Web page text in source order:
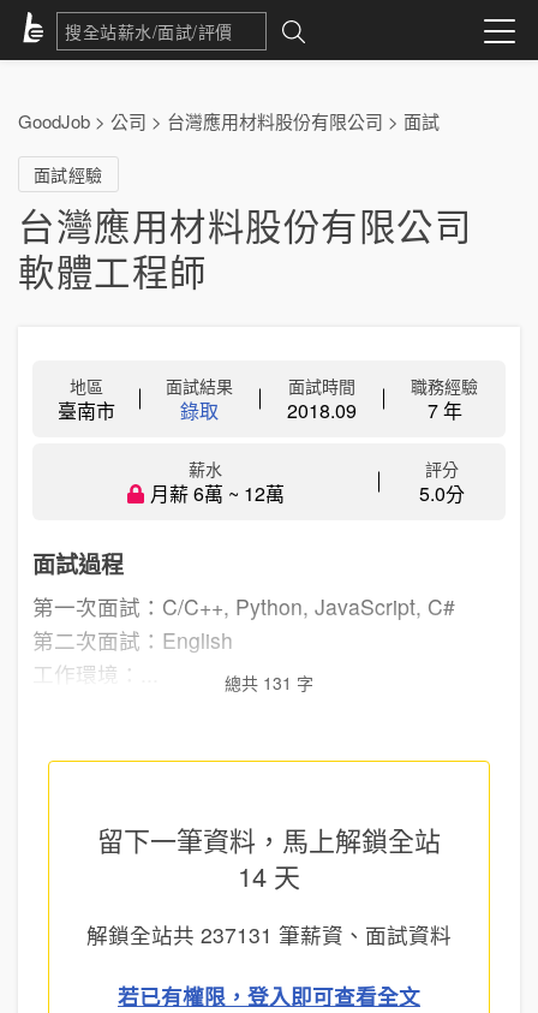
GoodJob > 公司 > 台灣應用材料股份有限公司 > 面試
面試經驗
台灣應用材料股份有限公司
軟體工程師
地區
臺南市
面試結果
錄取
面試時間
2018.09
職務經驗
7 年
薪水
月薪 6萬 ~ 12萬
評分
5.0分
面試過程
第一次面試：C/C++, Python, JavaScript, C#
第二次面試：English
工作環境：...
總共 131 字
留下一筆資料，馬上解鎖全站
14 天
解鎖全站共 237131 筆薪資、面試資料
若已有權限，登入即可查看全文